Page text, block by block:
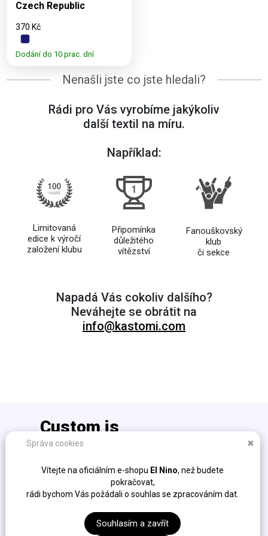
Czech Republic
370 Kč
Dodání do 10 prac. dní
Nenašli jste co jste hledali?
Rádi pro Vás vyrobíme jakýkoliv
další textil na míru.
Například:
Limitovaná
edice k výročí
založení klubu
Připomínka
důležitého
vítězství
Fanouškovský
klub
či sekce
Napadá Vás cokoliv dalšího?
Neváhejte se obrátit na
info@kastomi.com
Custom is
the new cool!
info@kastomi.com
Ochrana osobních údajů (GDPR)
Obchodní podmínky
Fakturační údaje
Sockshire s.r.o. / K Cikánce 323/10, Slivenec, 154 00,
Praha / IČ: 04306554 / DIČ: CZ04306554
Správa cookies ✖
Vítejte na oficiálním e-shopu El Nino, než budete
pokračovat,
rádi bychom Vás požádali o souhlas se zpracováním dat.
Souhlasím a zavřít